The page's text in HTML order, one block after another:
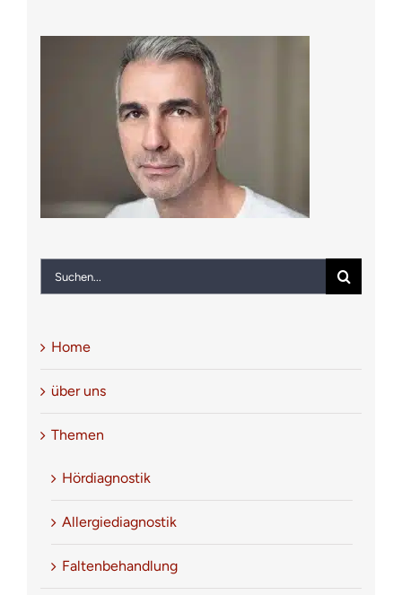
Suche
nach:
Home
über uns
Themen
Hördiagnostik
Allergiediagnostik
Faltenbehandlung